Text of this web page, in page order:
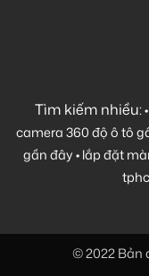
Tìm kiếm nhiều:•
camera 360 độ ô tô
gần đây•lắp đặt
© 2022 Bản